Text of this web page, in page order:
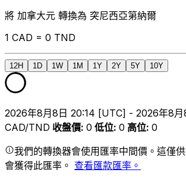
將 加拿大元 轉換為 突尼西亞第納爾
1 CAD = 0 TND
12H 1D 1W 1M 1Y 2Y 5Y 10Y
2026年8月8日 20:14 [UTC] - 2026年8
CAD/TND 收盤價: 0 低位: 0 高位: 0
我們的轉換器會使用匯率中間價。這僅
會獲得此匯率。 查看匯款匯率。